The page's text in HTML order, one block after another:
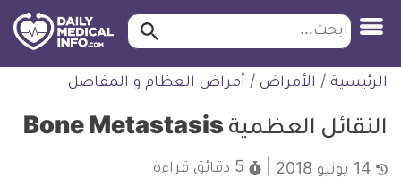
التخطي
للمحتوى
طبية
ابحث ابحث…
الرئيسية / الأمراض / أمراض العظام و المفاصل
النقائل العظمية Bone Metastasis
5 دقائق قراءة